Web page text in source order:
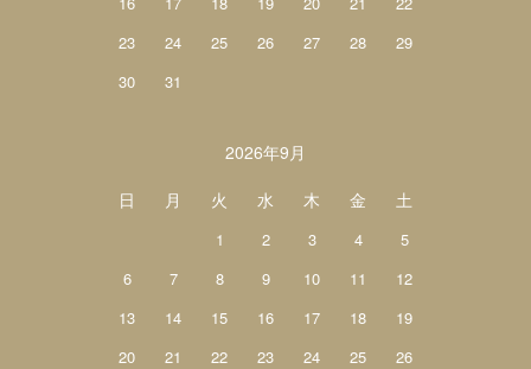
23
24 25 26 27 28
29
30
31
2026年9月
日
月 火 水 木 金 土
1 2 3 4
5
6
7 8 9 10 11
12
13
14 15 16 17 18
19
20
21 22 23 24 25
26